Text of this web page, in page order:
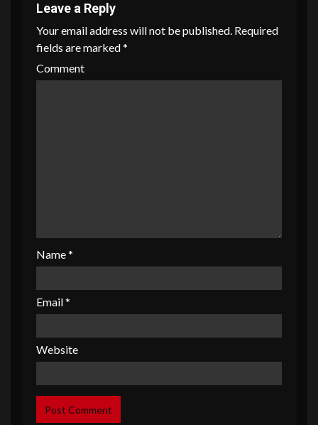
Leave a Reply
Your email address will not be published. Required
fields are marked*
Comment
Name*
Email*
Website